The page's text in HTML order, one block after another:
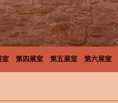
室 第四展室 第五展室 第六展室